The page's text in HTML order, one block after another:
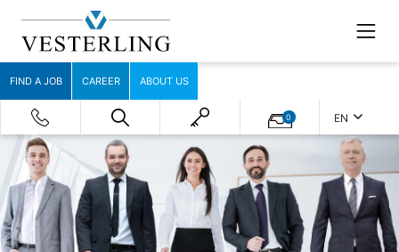
FIND A JOB CAREER ABOUT US
0 EN